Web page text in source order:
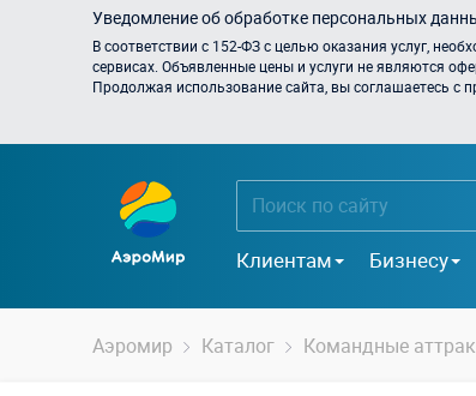
Уведомление об обработке персональных
В соответствии с 152-ФЗ с целью оказания услуг,
сервисах. Объявленные цены и услуги не являются
Продолжая использование сайта, вы соглашаетесь с
Клиентам Бизнесу
Аэромир Каталог Командные